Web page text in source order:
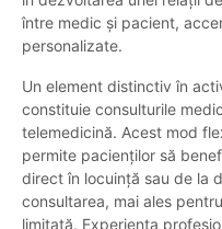
între medic și pacient,
personalizate.
Un element distinctiv în
constituie consulturile
telemedicină. Acest mod
permite pacienților să
direct în locuință sau de la
consultarea, mai ales
limitată. Experiența